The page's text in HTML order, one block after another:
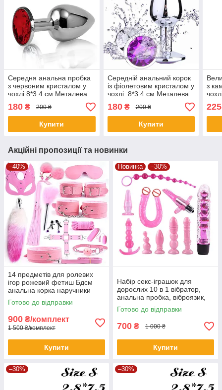
Середня анальна пробка
з червоним кристалом у
чохлі 8*3.4 см Металева
180 ₴ 200 ₴
Купити
Середній анальний корок
із фіолетовим кристалом у
чохлі. 8*3.4 см Металева
180₴ 200 ₴
Купити
з
225
Акційні пропозиції та новинки
–40%
14 предметів для ролевих
ігор рожевий фетиш Бдсм
анальна корка наручники
кляп віброяйце
Готово до відправки
900 ₴/комплект
1 500 ₴/комплект
Купити
Новинка –30%
Набір секс-іграшок для
дорослих 10 в 1 вібратор,
анальна пробка, віброязик,
анальний ланцюжок рожевий
Готово до відправки
700 ₴ 1 000 ₴
Купити
–30% –30%